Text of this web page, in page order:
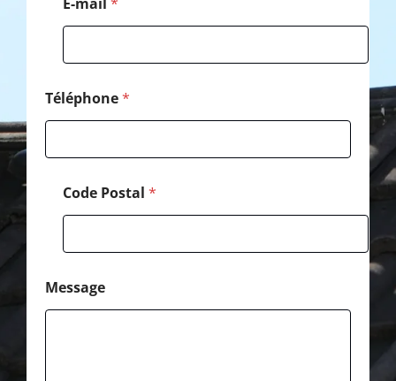
C
d
Téléphone*
Code Postal *
Message